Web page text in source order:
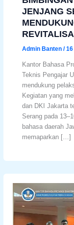
JENJANG
Admin Banten/
Kantor Bahasa
Teknis Pengajar
mendukung
Kegiatan yang
dan DKI Jakarta
Serang pada
bahasa daerah
memaparkan […]